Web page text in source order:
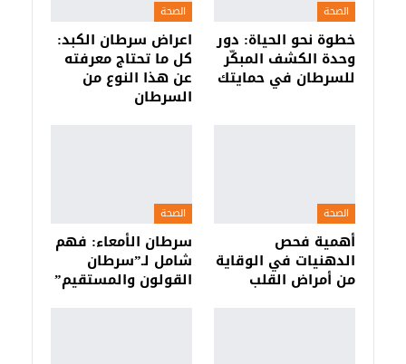
الصحة
خطوة نحو الحياة: دور
وحدة الكشف المبكّر
للسرطان في حمايتك
الصحة
اعراض سرطان الكبد:
كل ما تحتاج معرفته
عن هذا النوع من
السرطان
الصحة
أهمية فحص
الدهنيات في الوقاية
من أمراض القلب
الصحة
سرطان الأمعاء: فهم
شامل لـ”سرطان
القولون والمستقيم”